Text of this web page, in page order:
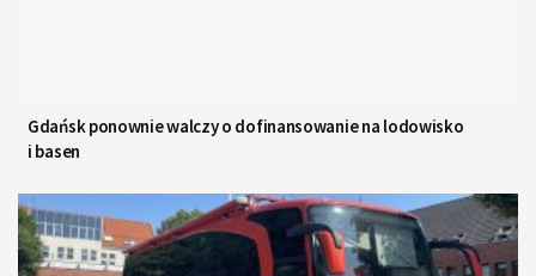
Gdańsk ponownie walczy o dofinansowanie na lodowisko
i basen